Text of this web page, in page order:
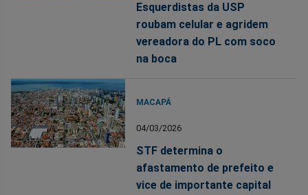
Esquerdistas da USP
roubam celular e agridem
vereadora do PL com soco
na boca
MACAPÁ
04/03/2026
STF determina o
afastamento de prefeito e
vice de importante capital